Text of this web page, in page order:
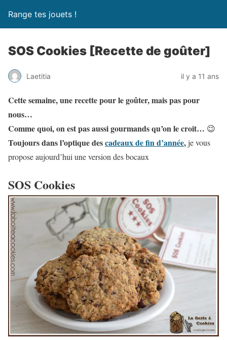
Range tes jouets !
SOS Cookies [Recette de goûter]
Laetitia il y a 11 ans
Cette semaine, une recette pour le goûter, mais pas pour
nous…
Comme quoi, on est pas aussi gourmands qu’on le croit… 😉
Toujours dans l’optique descadeaux de fin d’année,je vous
propose aujourd’hui une version des bocaux
SOS Cookies